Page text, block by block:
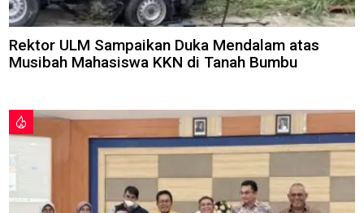
Rektor ULM Sampaikan Duka Mendalam atas
Musibah Mahasiswa KKN di Tanah Bumbu